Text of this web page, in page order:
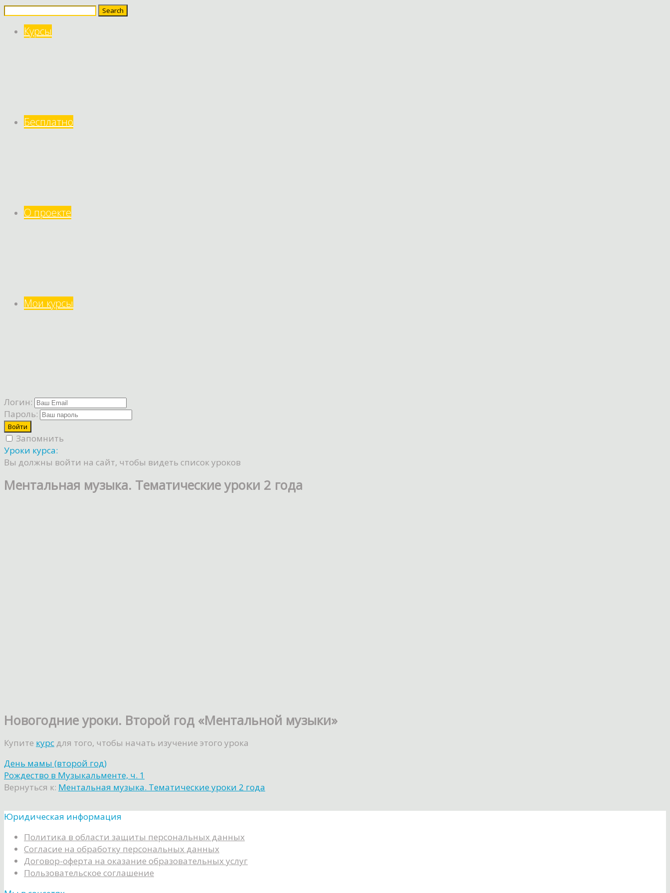
Search
Курсы
Бесплатно
О проекте
Мои курсы
Логин:
Пароль:
Запомнить
Уроки курса:
Вы должны войти на сайт, чтобы видеть список уроков
Ментальная музыка. Тематические уроки 2 года
Новогодние уроки. Второй год «Ментальной музыки»
Купите курс для того, чтобы начать изучение этого урока
День мамы (второй год)
Рождество в Музыкальменте, ч. 1
Вернуться к: Ментальная музыка. Тематические уроки 2 года
Юридическая информация
Политика в области защиты персональных данных
Согласие на обработку персональных данных
Договор-оферта на оказание образовательных услуг
Пользовательское соглашение